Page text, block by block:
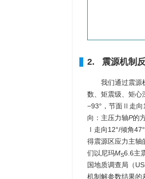
2. 震源机制
我们通过震源
数、矩震级、矩心
−93°，节面Ⅱ走向
向：主压力轴P的
Ⅰ走向12°/倾角
得震源区应力主轴
们以尼玛MS6.6主
国地质调查局（
机制解参数结果的